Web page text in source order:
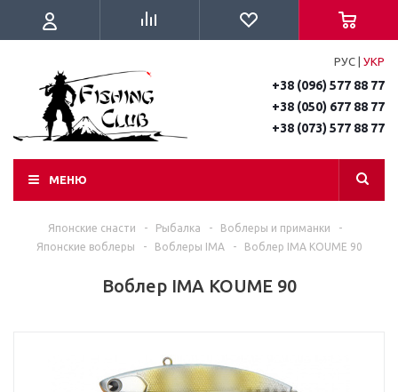
РУС УКР
+38 (096) 577 88 77
+38 (050) 677 88 77
+38 (073) 577 88 77
МЕНЮ
Японские снасти - Рыбалка - Воблеры и приманки
-
Японские воблеры
- Воблеры IMA - Воблер IMA KOUME 90
Воблер IMA KOUME 90